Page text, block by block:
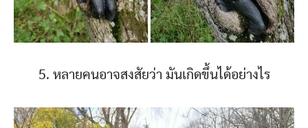
5. หลายคนอาจสงสัยว่า มันเกิดขึ้นได้อย่างไร